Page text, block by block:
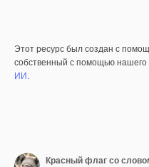
Этот ресурс был создан с
собственный с помощью нашего
ИИ.
Красный флаг со